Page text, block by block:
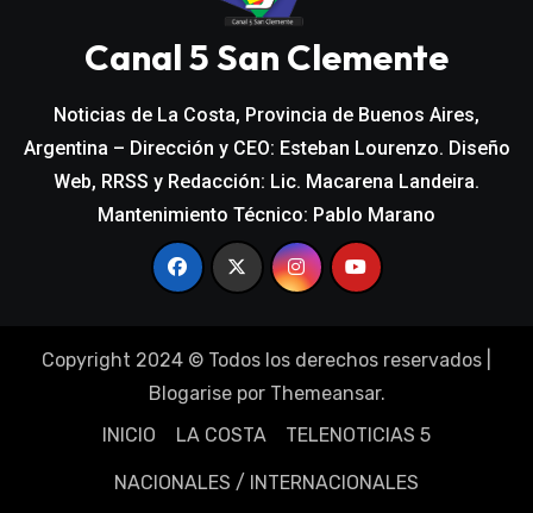
Canal 5 San Clemente
Noticias de La Costa, Provincia de Buenos Aires,
Argentina – Dirección y CEO: Esteban Lourenzo. Diseño
Web, RRSS y Redacción: Lic. Macarena Landeira.
Mantenimiento Técnico: Pablo Marano
Copyright 2024 © Todos los derechos reservados
Blogarisepor Themeansar.
INICIO
LA COSTA TELENOTICIAS 5
NACIONALES / INTERNACIONALES